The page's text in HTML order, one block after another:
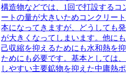
構造物などでは、1回で打設するコ
ートの量が大きいためコンクリー
本になってきますが、どうしても
が大きくなってしまいます。他に
己収縮を抑えるためにも水和熱を
ためにも必要です。基本としては
しやすい主要鉱物を抑えた中庸熱ポ